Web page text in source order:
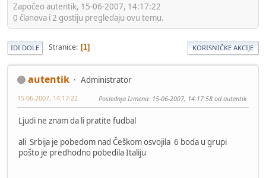
Započeo autentik, 15-06-2007, 14:17:22
0 članova i 2 gostiju pregledaju ovu temu.
IDI DOLE Stranice 1 KORISNIČKE AKCIJE
autentik Administrator
15-06-2007, 14:17:22 Poslednja Izmena: 15-06-2007, 14:17:58 od autentik
Ljudi ne znam da li pratite fudbal
ali Srbija je pobedom nad Češkom osvojila 6 boda u grupi
pošto je predhodno pobedila Italiju